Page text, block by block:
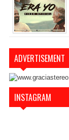
ADVERTISEMENT
INSTAGRAM